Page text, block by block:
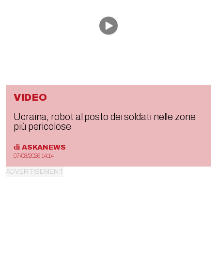
VIDEO
Ucraina, robot al posto dei soldati nelle zone
più pericolose
di ASKANEWS
07/08/2026 14:14